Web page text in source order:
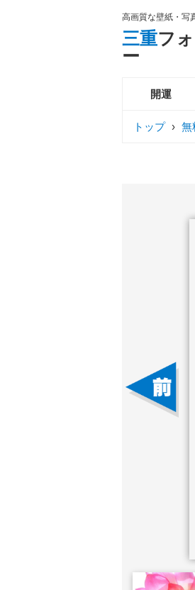
高画質な壁紙・写
三重フ
ー
開運
トップ › 無